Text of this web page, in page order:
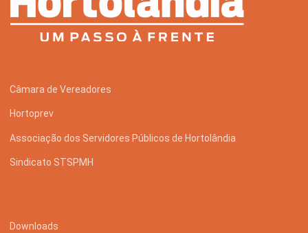
Câmara de Vereadores
Hortoprev
Associação dos Servidores Públicos de Hortolândia
Sindicato STSPMH
Downloads